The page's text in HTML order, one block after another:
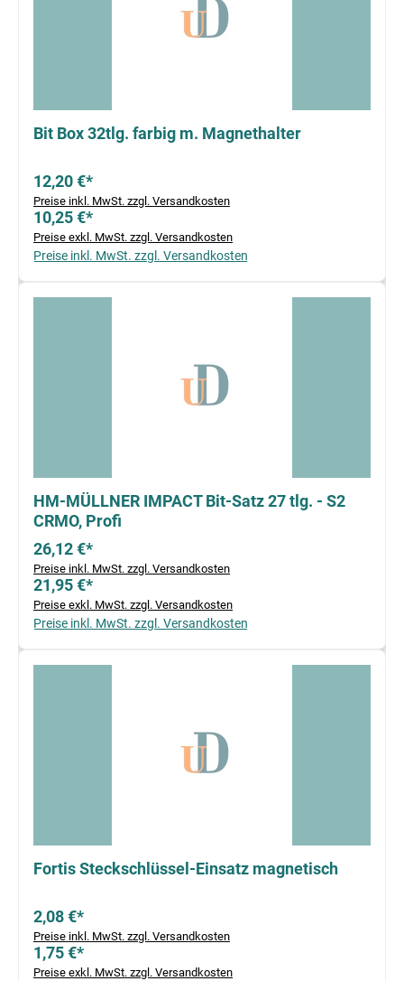
Bit Box 32tlg. farbig m. Magnethalter
12,20 €*
Preise inkl. MwSt. zzgl. Versandkosten
10,25 €*
Preise exkl. MwSt. zzgl. Versandkosten
Preise inkl. MwSt. zzgl. Versandkosten
HM-MÜLLNER IMPACT Bit-Satz 27 tlg. - S2
CRMO, Profi
26,12 €*
Preise inkl. MwSt. zzgl. Versandkosten
21,95 €*
Preise exkl. MwSt. zzgl. Versandkosten
Preise inkl. MwSt. zzgl. Versandkosten
Fortis Steckschlüssel-Einsatz magnetisch
2,08 €*
Preise inkl. MwSt. zzgl. Versandkosten
1,75 €*
Preise exkl. MwSt. zzgl. Versandkosten